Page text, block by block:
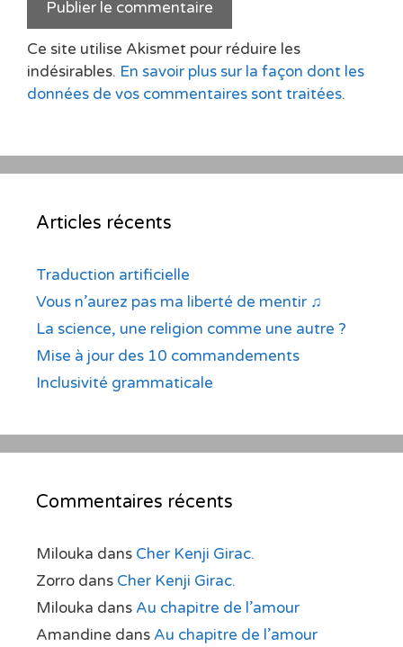
Ce site utilise Akismet pour réduire les
indésirables. En savoir plus sur la façon dont les
données de vos commentaires sont traitées.
Articles récents
Traduction artificielle
Vous n’aurez pas ma liberté de mentir ♫
La science, une religion comme une autre ?
Mise à jour des 10 commandements
Inclusivité grammaticale
Commentaires récents
Milouka dans Cher Kenji Girac.
Zorro dans Cher Kenji Girac.
Milouka dans Au chapitre de l’amour
Amandine dans Au chapitre de l’amour